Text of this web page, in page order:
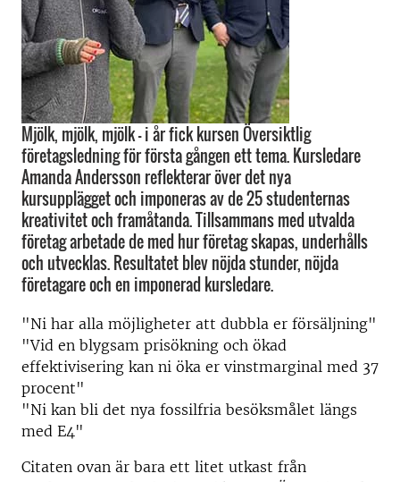
Mjölk, mjölk, mjölk - i år fick kursen Översiktlig
företagsledning för första gången ett tema. Kursledare
Amanda Andersson reflekterar över det nya
kursupplägget och imponeras av de 25 studenternas
kreativitet och framåtanda. Tillsammans med utvalda
företag arbetade de med hur företag skapas, underhålls
och utvecklas. Resultatet blev nöjda stunder, nöjda
företagare och en imponerad kursledare.
"Ni har alla möjligheter att dubbla er försäljning"
"Vid en blygsam prisökning och ökad
effektivisering kan ni öka er vinstmarginal med 37
procent"
"Ni kan bli det nya fossilfria besöksmålet längs
med E4"
Citaten ovan är bara ett litet utkast från